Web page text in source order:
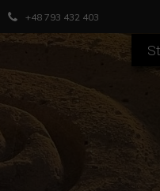
+48 793 432 403